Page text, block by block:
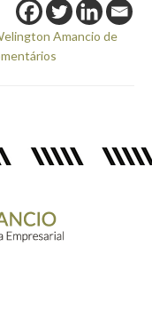
Amancio de